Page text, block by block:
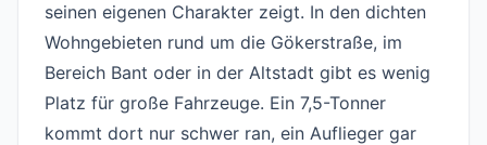
seinen eigenen Charakter zeigt. In den dichten
Wohngebieten rund um die Gökerstraße, im
Bereich Bant oder in der Altstadt gibt es wenig
Platz für große Fahrzeuge. Ein 7,5-Tonner
kommt dort nur schwer ran, ein Auflieger gar